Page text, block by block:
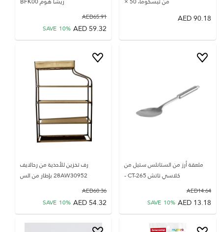
90.18
AED
65.91
AED
59.32
AED
SAVE 10%
ملعقة أرز من الستانلس ستيل من
كلاسي تاتش CT-265 -
14.64
AED
13.18
AED
SAVE 10%
رف تخزين للأحذية من رحالايف
28AW30952 بإطار من الس
60.36
AED
54.32
AED
SAVE 10%